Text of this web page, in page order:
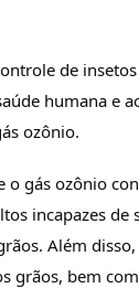
de
humana e
ozônio.
o gás ozônio
incapazes
Além
grãos, bem